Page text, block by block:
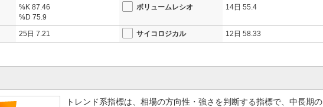
%K 87.46
%D 75.9
ボリュームレシオ 14日 55.4
25日 7.21 サイコロジカル 12日 58.33
トレンド系指標は、相場の方向性・強さを判断する指標で、中長期の